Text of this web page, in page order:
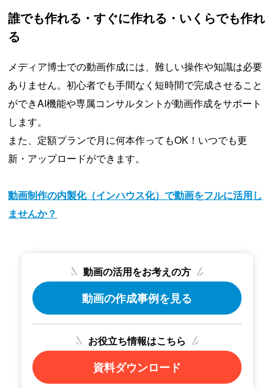
誰でも作れる・すぐに作れる・いくらでも作れ
る
メディア博士での動画作成には、難しい操作や知識は必要
ありません。初心者でも手間なく短時間で完成させること
ができAI機能や専属コンサルタントが動画作成をサポート
します。
また、定額プランで月に何本作ってもOK！いつでも更
新・アップロードができます。
動画制作の内製化（インハウス化）で動画をフルに活用し
ませんか？
動画の活用をお考えの方
動画の作成事例を見る
お役立ち情報はこちら
資料ダウンロード